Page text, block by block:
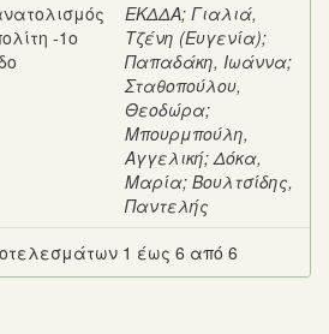
-1ο
ΕΚΔΔΑ; Γιαλιά,
Τζένη (Ευγενία);
Παπαδάκη, Ιωάννα;
Σταθοπούλου,
Θεοδώρα;
Μπουρμπούλη,
Αγγελική;Δόκα,
Μαρία; Βουλτσίδης,
Παντελής
1 έως 6 από 6